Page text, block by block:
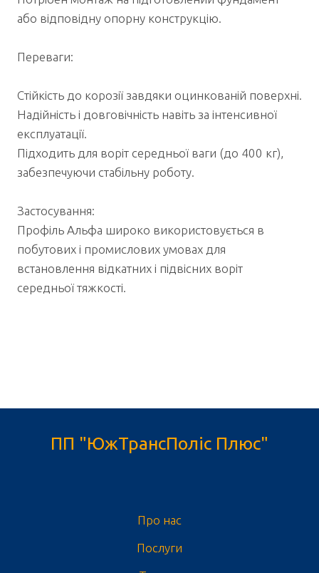
або відповідну опорну конструкцію.
Переваги:
Стійкість до корозії завдяки оцинкованій поверхні.
Надійність і довговічність навіть за інтенсивної
експлуатації.
Підходить для воріт середньої ваги (до 400 кг),
забезпечуючи стабільну роботу.
Застосування:
Профіль Альфа широко використовується в
побутових і промислових умовах для
встановлення відкатних і підвісних воріт
середньої тяжкості.
ПП "ЮжТрансПоліс Плюс"
Про нас
Послуги